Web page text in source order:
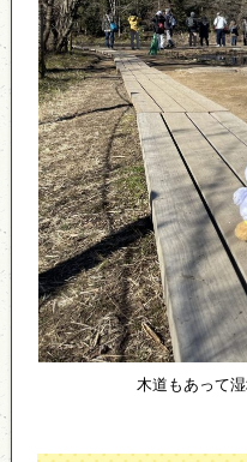
木道もあって